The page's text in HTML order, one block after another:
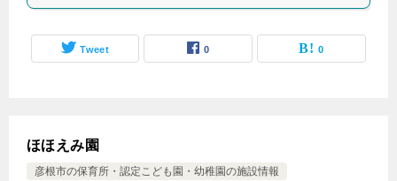
Tweet 0 0
ほほえみ園
彦根市の保育所・認定こども園・幼稚園の施設情報